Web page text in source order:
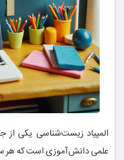
المپیاد زیست‌شناسی یکی از
علمی دانش‌آموزی است که هر